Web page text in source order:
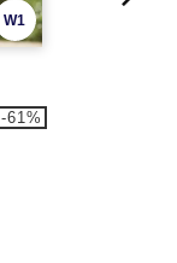
W1
-61%